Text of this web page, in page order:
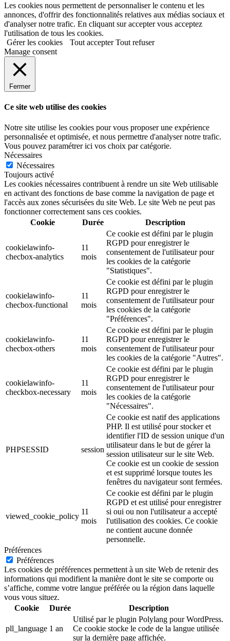
Les cookies nous permettent de personnaliser le contenu et les
annonces, d'offrir des fonctionnalités relatives aux médias sociaux et
d'analyser notre trafic. En cliquant sur accepter vous acceptez
l'utilisation de tous les cookies.
Gérer les cookies
Tout accepterTout refuser
Manage consent
Fermer
Ce site web utilise des cookies
Notre site utilise les cookies pour vous proposer une expérience
personnalisée et optimisée, et nous permettre d'analyser notre trafic.
Vous pouvez paramétrer ici vos choix par catégorie.
Nécessaires
Nécessaires
Toujours activé
Les cookies nécessaires contribuent à rendre un site Web utilisable
en activant des fonctions de base comme la navigation de page et
l'accès aux zones sécurisées du site Web. Le site Web ne peut pas
fonctionner correctement sans ces cookies.
Cookie
Durée Description
cookielawinfo-
checbox-analytics
11
mois
Ce cookie est défini par le plugin
RGPD pour enregistrer le
consentement de l'utilisateur pour
les cookies de la catégorie
"Statistiques".
cookielawinfo-
checbox-functional
11
mois
Ce cookie est défini par le plugin
RGPD pour enregistrer le
consentement de l'utilisateur pour
les cookies de la catégorie
"Préférences".
cookielawinfo-
checbox-others
11
mois
Ce cookie est défini par le plugin
RGPD pour enregistrer le
consentement de l'utilisateur pour
les cookies de la catégorie "Autres".
cookielawinfo-
checkbox-necessary
11
mois
Ce cookie est défini par le plugin
RGPD pour enregistrer le
consentement de l'utilisateur pour
les cookies de la catégorie
"Nécessaires".
PHPSESSID session
Ce cookie est natif des applications
PHP. Il est utilisé pour stocker et
identifier l'ID de session unique d'un
utilisateur dans le but de gérer la
session utilisateur sur le site Web.
Ce cookie est un cookie de session
et est supprimé lorsque toutes les
fenêtres du navigateur sont fermées.
viewed_cookie_policy
11
mois
Ce cookie est défini par le plugin
RGPD et est utilisé pour enregistrer
si oui ou non l'utilisateur a accepté
l'utilisation des cookies. Ce cookie
ne contient aucune donnée
personnelle.
Préférences
Préférences
Les cookies de préférences permettent à un site Web de retenir des
informations qui modifient la manière dont le site se comporte ou
s’affiche, comme votre langue préférée ou la région dans laquelle
vous vous situez.
Cookie
Durée Description
pll_language 1 an
Utilisé par le plugin Polylang pour WordPress.
Ce cookie stocke le code de la langue utilisée
sur la dernière page affichée.